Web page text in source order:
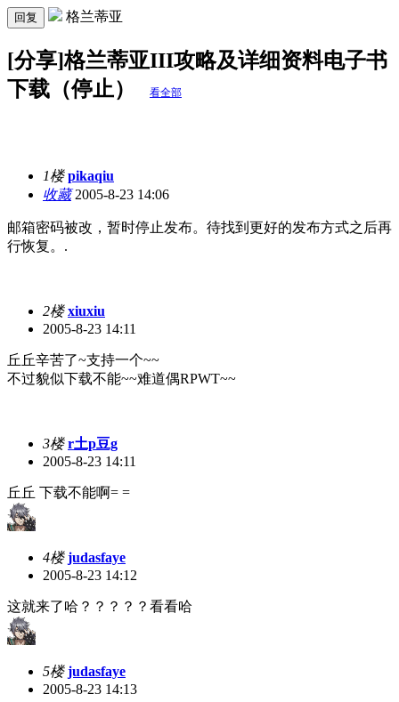
回复 格兰蒂亚
[分享]格兰蒂亚III攻略及详细资料电子书
下载（停止）
看全部
1楼 pikaqiu
收藏2005-8-23 14:06
邮箱密码被改，暂时停止发布。待找到更好的发布方式之后再
行恢复。.
2楼 xiuxiu
2005-8-23 14:11
丘丘辛苦了~支持一个~~
不过貌似下载不能~~难道偶RPWT~~
3楼 r土p豆g
2005-8-23 14:11
丘丘 下载不能啊= =
4楼 judasfaye
2005-8-23 14:12
这就来了哈？？？？？看看哈
5楼 judasfaye
2005-8-23 14:13